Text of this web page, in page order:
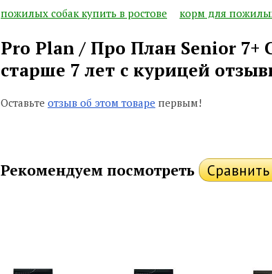
пожилых собак купить в ростове
корм для
Pro Plan / Про План Senior 7+
старше 7 лет с курицей
Оставьте отзыв об этом товаре первым!
Рекомендуем посмотреть